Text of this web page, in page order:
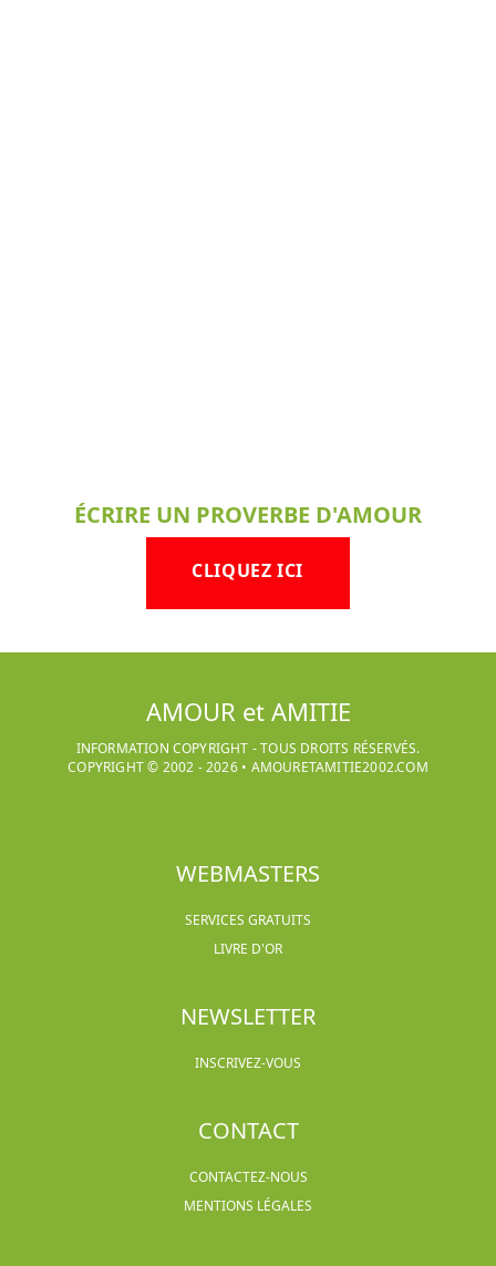
ÉCRIRE UN PROVERBE D'AMOUR
CLIQUEZ ICI
AMOUR et AMITIE
INFORMATION COPYRIGHT - TOUS DROITS RÉSERVÉS.
COPYRIGHT © 2002 -2026• AMOURETAMITIE2002.COM
WEBMASTERS
SERVICES GRATUITS
LIVRE D'OR
NEWSLETTER
INSCRIVEZ-VOUS
CONTACT
CONTACTEZ-NOUS
MENTIONS LÉGALES